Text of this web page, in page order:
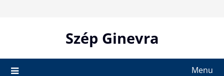
Szép Ginevra
Menu